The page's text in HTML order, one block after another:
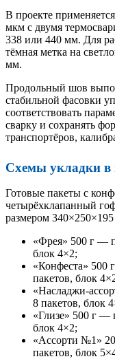
В проекте
мкм с двумя
338 или 440 мм. Для
тёмная метка на
мм.
Продольный шов
стабильной фасовки
соответствовать
сварку и сохранять
транспортёров,
Схемы укладки в
Готовые пакеты с
четырёхклапанный
размером
«Фрея» 500 г —
блок 4×2;
«Конфеста» 500
пакетов, блок
«Насладжи-
8 пакетов, блок
«Глизе» 500 г —
блок 4×2;
«Ассорти №1»
пакетов, блок